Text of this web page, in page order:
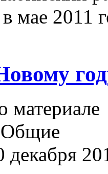
мае 2011
материале
Общие
декабря